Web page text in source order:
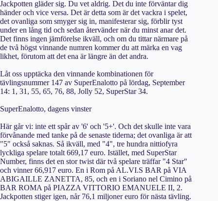
Jackpotten gläder sig. Du vet aldrig. Det du inte förväntar dig
händer och vice versa. Det är detta som är det vackra i spelet,
det ovanliga som smyger sig in, manifesterar sig, förblir tyst
under en lång tid och sedan återvänder när du minst anar det.
Det finns ingen jämförelse ikväll, och om du tittar närmare på
de två högst vinnande numren kommer du att märka en vag
likhet, förutom att det ena är längre än det andra.
Låt oss upptäcka den vinnande kombinationen för
tävlingsnummer 147 av SuperEnalotto på lördag, September
14: 1, 31, 55, 65, 76, 88, Jolly 52, SuperStar 34.
SuperEnalotto, dagens vinster
Här går vi: inte ett spår av '6' och '5+'. Och det skulle inte vara
förvånande med tanke på de senaste tiderna; det ovanliga är att
"5" också saknas. Så ikväll, med "4", tre hundra nittiofyra
lyckliga spelare totalt 669,17 euro. Istället, med SuperStar
Number, finns det en stor twist där två spelare träffar "4 Star"
och vinner 66,917 euro. En i Rom på AL.VI.S BAR på VIA
ABIGAILLE ZANETTA, 85, och en i Soriano nel Cimino på
BAR ROMA på PIAZZA VITTORIO EMANUELE II, 2.
Jackpotten stiger igen, når 76,1 miljoner euro för nästa tävling.